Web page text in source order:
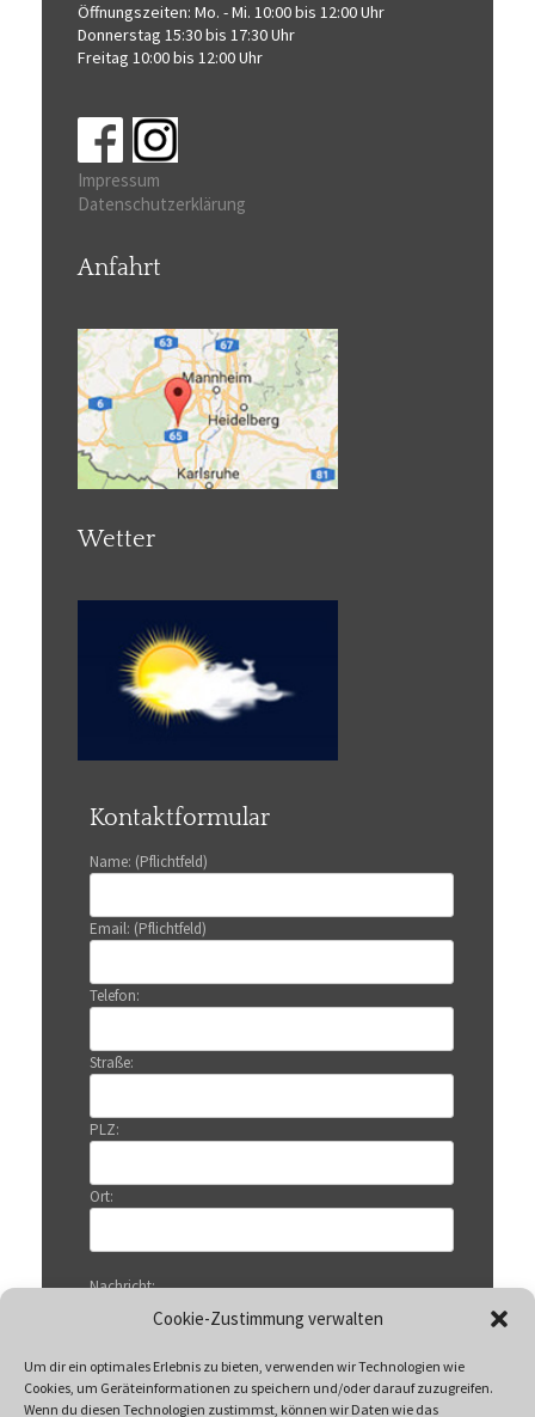
Cookie-Zustimmung verwalten
Um dir ein optimales Erlebnis zu bieten, verwenden wir Technologien wie
Cookies, um Geräteinformationen zu speichern und/oder darauf zuzugreifen.
Wenn du diesen Technologien zustimmst, können wir Daten wie das
Öffnungszeiten: Mo. - Mi. 10:00 bis 12:00 Uhr
Donnerstag 15:30 bis 17:30 Uhr
Freitag 10:00 bis 12:00 Uhr
Impressum
Datenschutzerklärung
Anfahrt
Wetter
Kontaktformular
Name: (Pflichtfeld)
Email: (Pflichtfeld)
Telefon:
Straße:
PLZ:
Ort:
Nachricht: